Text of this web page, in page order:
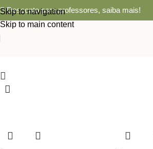
Skip to navigation
Skip to main content
Desconto para professores, saiba mais!